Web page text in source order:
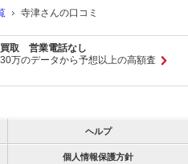
寺津さんの口コミ
買取 営業電話なし
万のデータから予想以上の高額査
ヘルプ
個人情報保護方針